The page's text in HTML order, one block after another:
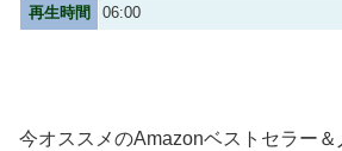
再生時間
06:00
今オススメのAmazonベストセラー＆